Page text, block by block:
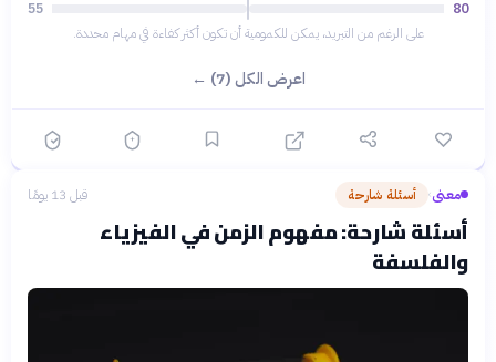
80
55
على الرغم من التبريد، يمكن للكمومية أن تكون أكثر كفاءة في مهام محددة.
اعرض الكل (7) ←
معنى› أسئلة شارحة قبل 13 يومًا
أسئلة شارحة: مفهوم الزمن في الفيزياء
والفلسفة